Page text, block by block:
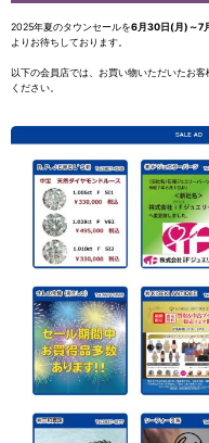
2025年夏のタウンセールを6月30日(月)～7
よりお待ちしております。
以下の会員店では、お買い物いただいたお客
ください。